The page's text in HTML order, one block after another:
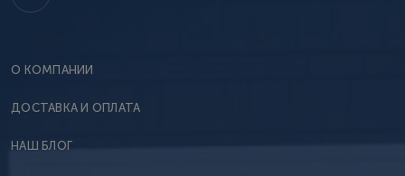
О КОМПАНИИ
ДОСТАВКА И ОПЛАТА
НАШ БЛОГ